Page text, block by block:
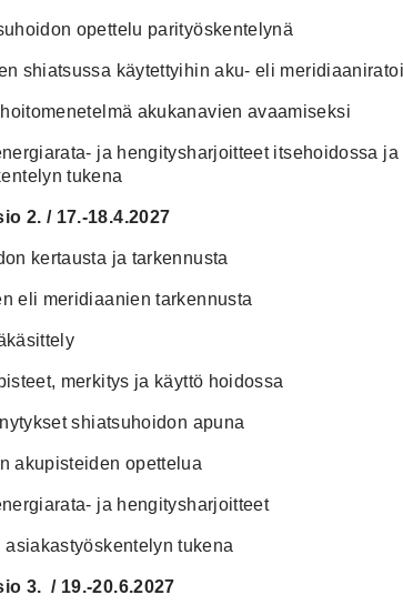
opettelu parityöskentelynä
shiatsussa käytettyihin aku- eli
akukanavien avaamiseksi
ja hengitysharjoitteet itsehoidossa ja
tukena
2. / 17.-18.4.2027
kertausta ja tarkennusta
eli meridiaanien tarkennusta
merkitys ja käyttö hoidossa
shiatsuhoidon apuna
akupisteiden opettelua
ja hengitysharjoitteet
tukena
3. / 19.-20.6.2027